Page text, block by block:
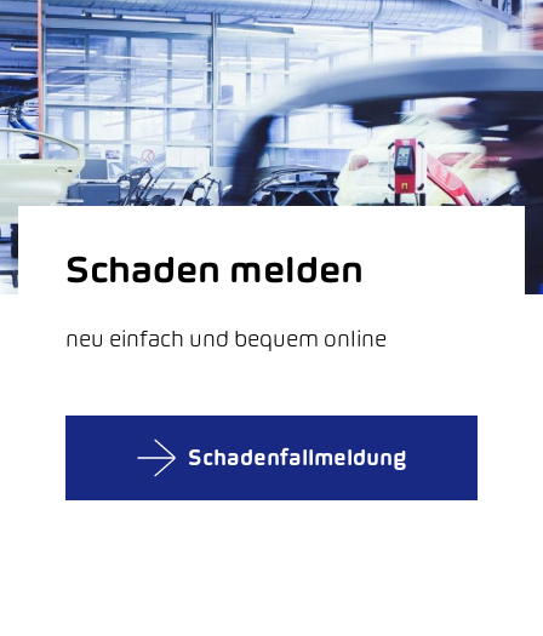
Schaden melden
neu einfach und bequem online
Schadenfallmeldung